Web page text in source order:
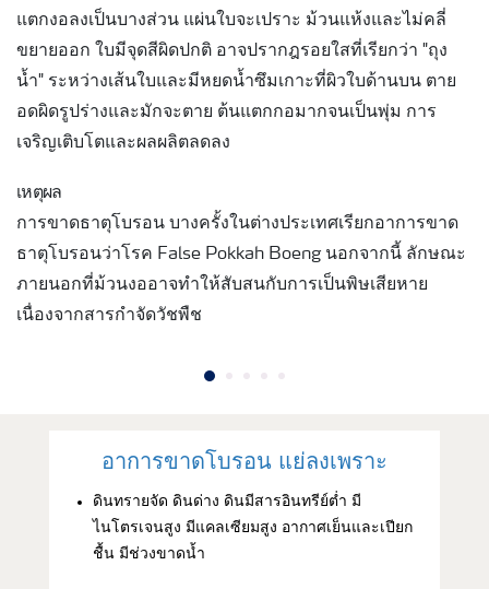
แตกงอลงเป็นบางส่วน แผ่นใบจะเปราะ ม้วนแห้งและไม่คลี่
ขยายออก ใบมีจุดสีผิดปกติ อาจปรากฎรอยใสที่เรียกว่า "ถุง
น้ำ" ระหว่างเส้นใบและมีหยดน้ำซึมเกาะที่ผิวใบด้านบน ตาย
อดผิดรูปร่างและมักจะตาย ต้นแตกกอมากจนเป็นพุ่ม การ
เจริญเติบโตและผลผลิตลดลง
เหตุผล
การขาดธาตุโบรอน บางครั้งในต่างประเทศเรียกอาการขาด
ธาตุโบรอนว่าโรค False Pokkah Boeng นอกจากนี้ ลักษณะ
ภายนอกที่ม้วนงออาจทำให้สับสนกับการเป็นพิษเสียหาย
เนื่องจากสารกำจัดวัชพืช
อาการขาดโบรอน แย่ลงเพราะ
ดินทรายจัด ดินด่าง ดินมีสารอินทรีย์ต่ำ มี
ไนโตรเจนสูง มีแคลเซียมสูง อากาศเย็นและเปียก
ชื้น มีช่วงขาดน้ำ